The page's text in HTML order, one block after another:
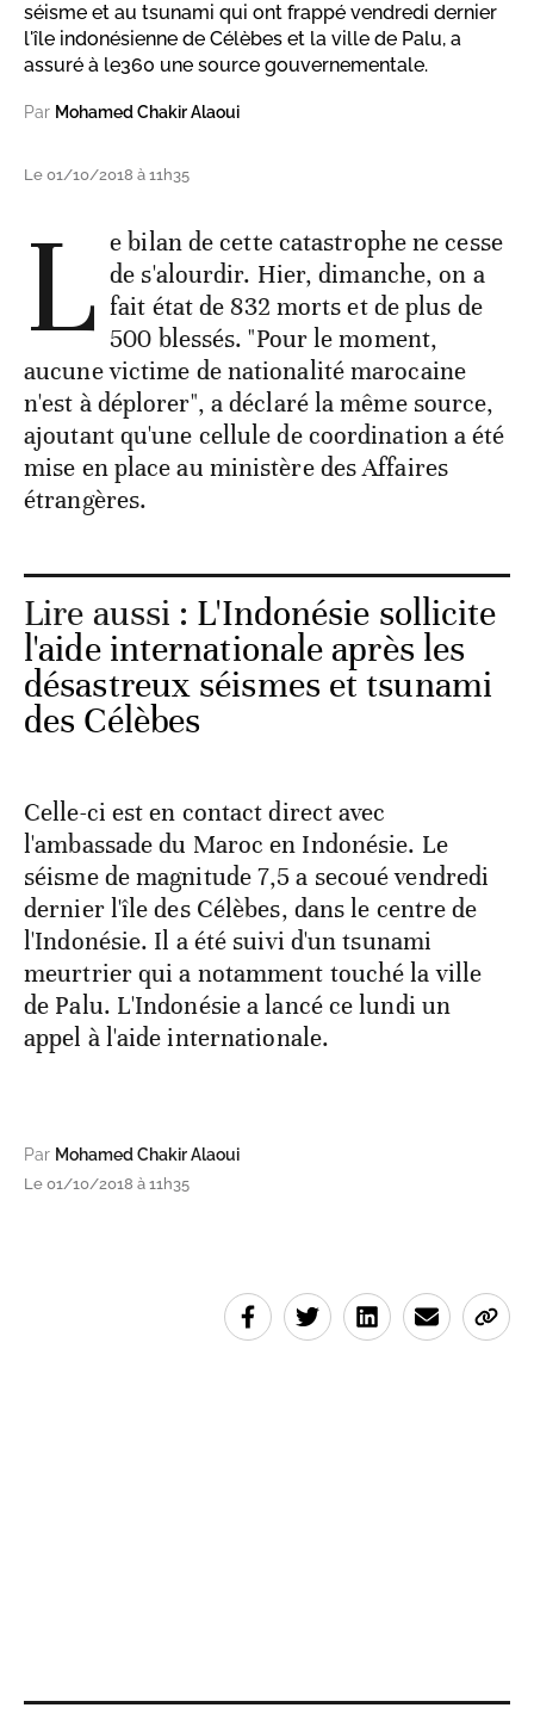
séisme et au tsunami qui ont frappé vendredi dernier
l'île indonésienne de Célèbes et la ville de Palu, a
assuré à le360 une source gouvernementale.
Par Mohamed Chakir Alaoui
Le 01/10/2018 à 11h35
L e bilan de cette catastrophe ne cesse
de s'alourdir. Hier, dimanche, on a
fait état de 832 morts et de plus de
500 blessés. "Pour le moment,
aucune victime de nationalité marocaine
n'est à déplorer", a déclaré la même source,
ajoutant qu'une cellule de coordination a été
mise en place au ministère des Affaires
étrangères.
Lire aussi : L'Indonésie sollicite
l'aide internationale après les
désastreux séismes et tsunami
des Célèbes
Celle-ci est en contact direct avec
l'ambassade du Maroc en Indonésie. Le
séisme de magnitude 7,5 a secoué vendredi
dernier l'île des Célèbes, dans le centre de
l'Indonésie. Il a été suivi d'un tsunami
meurtrier qui a notamment touché la ville
de Palu. L'Indonésie a lancé ce lundi un
appel à l'aide internationale.
Par Mohamed Chakir Alaoui
Le 01/10/2018 à 11h35